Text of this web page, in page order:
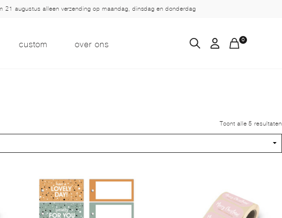
21 augustus alleen verzending op maandag, dinsdag en donderdag
custom over ons 0
Toont alle 5 resultaten